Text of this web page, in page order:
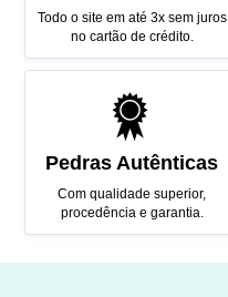
Todo o site em até 3x sem juros
no cartão de crédito.
Pedras Autênticas
Com qualidade superior,
procedência e garantia.